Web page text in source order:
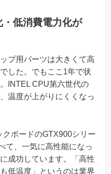
低消費電力化が
プ用パーツは大きくて高
した。でもここ1年で状
INTEL CPU第六世代の
温度が上がりにくくなっ
ボードのGTX900シリー
て、一気に高性能になっ
成功しています。「高性
低温度」というのは業界